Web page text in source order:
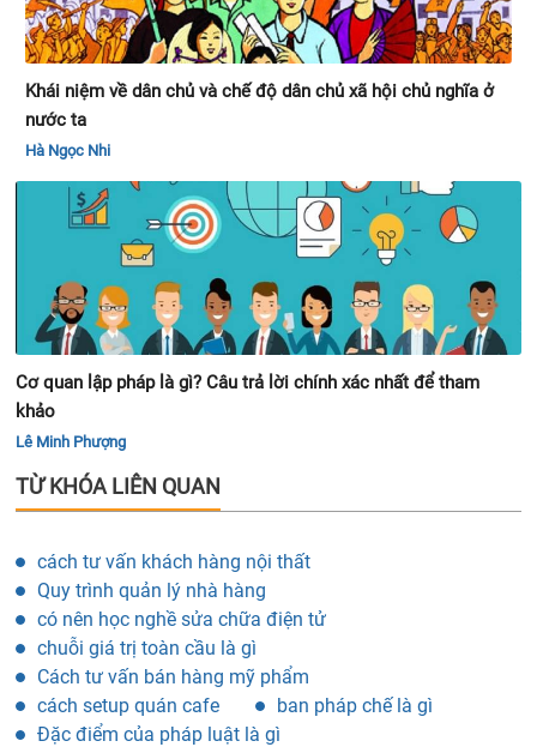
Khái niệm về dân chủ và chế độ dân chủ xã hội chủ nghĩa ở
nước ta
Hà Ngọc Nhi
Cơ quan lập pháp là gì? Câu trả lời chính xác nhất để tham
khảo
Lê Minh Phượng
TỪ KHÓA LIÊN QUAN
cách tư vấn khách hàng nội thất
Quy trình quản lý nhà hàng
có nên học nghề sửa chữa điện tử
chuỗi giá trị toàn cầu là gì
Cách tư vấn bán hàng mỹ phẩm
cách setup quán cafe
ban pháp chế là gì
Đặc điểm của pháp luật là gì